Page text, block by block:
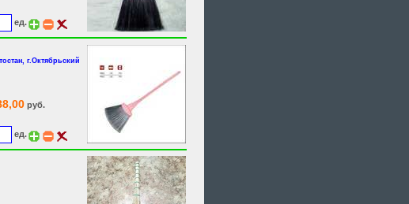
ед.
г.Октябрьский
руб.
ед.